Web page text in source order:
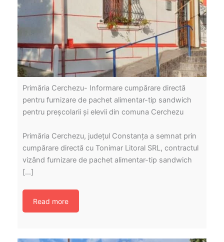
Primăria Cerchezu- Informare cumpărare directă
pentru furnizare de pachet alimentar-tip sandwich
pentru preșcolarii și elevii din comuna Cerchezu
Primăria Cerchezu, județul Constanța a semnat prin
cumpărare directă cu Tonimar Litoral SRL, contractul
vizând furnizare de pachet alimentar-tip sandwich
[…]
Read more